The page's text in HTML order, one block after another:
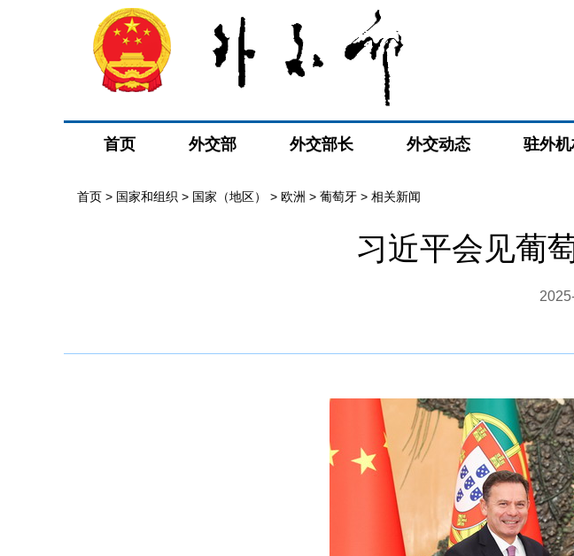
首页 外交部 外交部长 外交动态 驻外
首页 > 国家和组织 > 国家（地区） > 欧洲 > 葡萄牙 > 相关新闻
习近平会见葡